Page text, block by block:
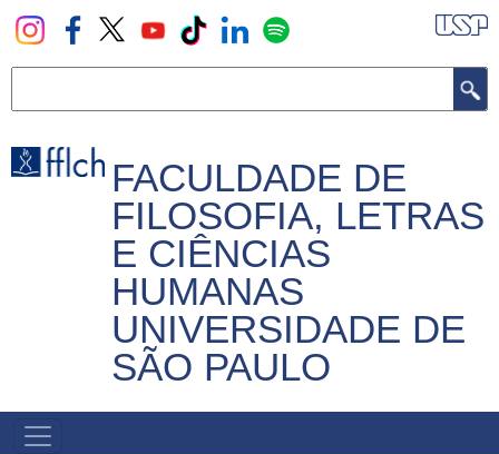
Pular
para
principal
FACULDADE DE
FILOSOFIA, LETRAS
E CIÊNCIAS
HUMANAS
UNIVERSIDADE DE
SÃO PAULO
NAVEGADOR